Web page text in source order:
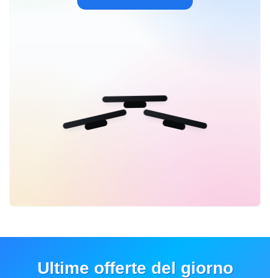
Ultime offerte del giorno